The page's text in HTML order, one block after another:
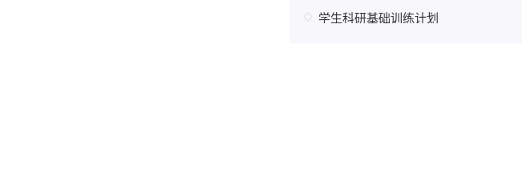
学生科研基础训练计划